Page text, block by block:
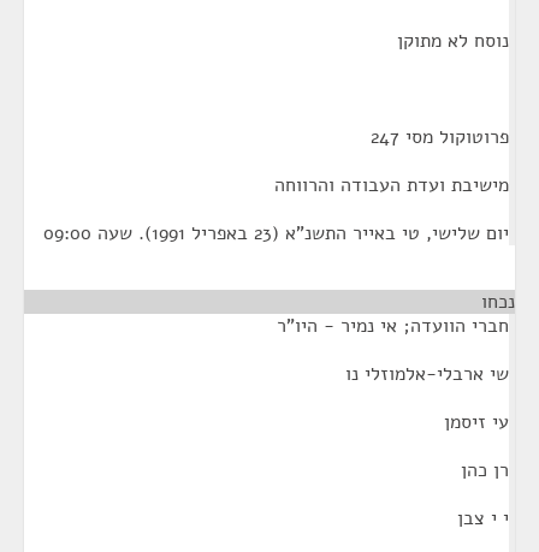
נוסח לא מתוקן
פרוטוקול מסי 247
מישיבת ועדת העבודה והרווחה
יום שלישי, טי באייר התשנ"א (23 באפריל 1991). שעה 09:00
נכחו
חברי הוועדה; אי נמיר - היו"ר
שי ארבלי-אלמוזלי נו
עי זיסמן
רן כהן
י י צבן